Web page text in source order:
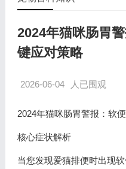
2024年猫咪肠胃
键应对策略
2026-06-04 人已围观
2024年猫咪肠胃警报：软
核心症状解析
当您发现爱猫排便时出现